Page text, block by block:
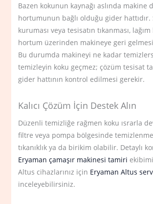
Bazen kokunun kaynağı aslında makine
hortumunun bağlı olduğu gider hattıdır.
kuruması veya tesisatın tıkanması,
hortum üzerinden makineye geri
Bu durumda makineyi ne kadar
temizleyin koku geçmez; çözüm tesisat
gider hattının kontrol edilmesi gerekir.
Kalıcı Çözüm İçin Destek Alın
Düzenli temizliğe rağmen koku ısrarla
filtre veya pompa bölgesinde
tıkanıklık ya da birikim olabilir. Detaylı
Eryaman çamaşır makinesi tamiri
Altus cihazlarınız için Eryaman Altus
inceleyebilirsiniz.